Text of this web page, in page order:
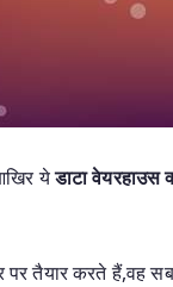
येडाटा वेयरहाउस
पर तैयार करते हैं,वह